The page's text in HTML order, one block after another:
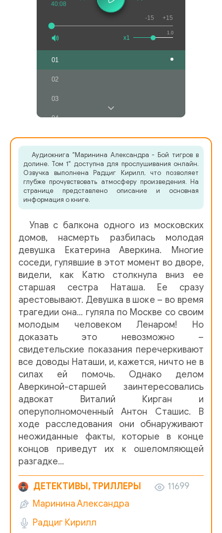
40:08
1.0
x1
-15 +15
01
02
03
04
05
06
07
11
13
14
Аудиокнига "Маринина Александра - Бой тигров в
долине. Том 1" доступна для прослушивания онлайн.
Озвучка выполнена Радциг Кирилл, что позволяет
глубже прочувствовать атмосферу произведения. На
странице представлено описание и основная
информация о книге.
Упав с балкона одного из московских
домов, насмерть разбилась молодая
девушка Екатерина Аверкина. Многие
соседи, гулявшие в этот момент во дворе,
видели, как Катю столкнула вниз ее
старшая сестра Наташа. Ее сразу
арестовывают. Девушка в шоке – во время
трагедии она… гуляла по Москве со своим
молодым человеком Ленаром! Но
доказать это невозможно –
свидетельские показания перечеркивают
все доводы Наташи, и, кажется, ничто не в
силах ей помочь. Однако делом
Аверкиной-старшей заинтересовались
адвокат Виталий Кирган и
оперуполномоченный Антон Сташис. В
ходе расследования они обнаруживают
неожиданные факты, которые в конце
концов приведут их к ошеломляющей
разгадке…
ДЕТЕКТИВЫ, ТРИЛЛЕРЫ
11699
Маринина Александра
Радциг Кирилл